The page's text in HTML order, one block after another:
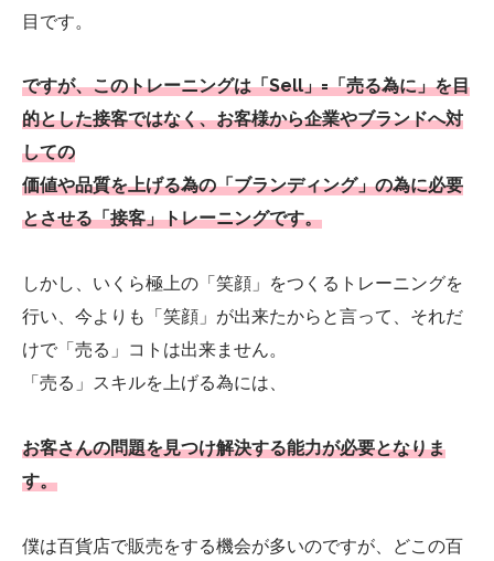
目です。
ですが、このトレーニングは「Sell」=「売る為に」を目
的とした接客ではなく、お客様から企業やブランドへ対
しての
価値や品質を上げる為の「ブランディング」の為に必要
とさせる「接客」トレーニングです。
しかし、いくら極上の「笑顔」をつくるトレーニングを
行い、今よりも「笑顔」が出来たからと言って、それだ
けで「売る」コトは出来ません。
「売る」スキルを上げる為には、
お客さんの問題を見つけ解決する能力が必要となりま
す。
僕は百貨店で販売をする機会が多いのですが、どこの百